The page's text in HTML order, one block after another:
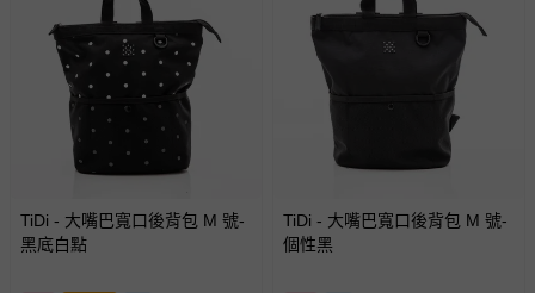
TiDi - 大嘴巴寬口後背包 M 號-
黑底白點
TiDi - 大嘴巴寬口後背包 M 號-
個性黑